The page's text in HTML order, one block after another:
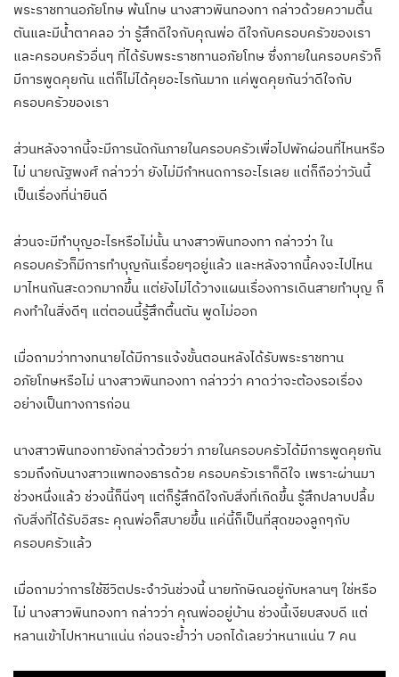
พระราชทานอภัยโทษ พ้นโทษ นางสาวพินทองทา กล่าวด้วยความตื้น
ตันและมีน้ำตาคลอ ว่า รู้สึกดีใจกับคุณพ่อ ดีใจกับครอบครัวของเรา
และครอบครัวอื่นๆ ที่ได้รับพระราชทานอภัยโทษ ซึ่งภายในครอบครัวก็
มีการพูดคุยกัน แต่ก็ไม่ได้คุยอะไรกันมาก แค่พูดคุยกันว่าดีใจกับ
ครอบครัวของเรา
ส่วนหลังจากนี้จะมีการนัดกันภายในครอบครัวเพื่อไปพักผ่อนที่ไหนหรือ
ไม่ นายณัฐพงศ์ กล่าวว่า ยังไม่มีกำหนดการอะไรเลย แต่ก็ถือว่าวันนี้
เป็นเรื่องที่น่ายินดี
ส่วนจะมีทำบุญอะไรหรือไม่นั้น นางสาวพินทองทา กล่าวว่า ใน
ครอบครัวก็มีการทำบุญกันเรื่อยๆอยู่แล้ว และหลังจากนี้คงจะไปไหน
มาไหนกันสะดวกมากขึ้น แต่ยังไม่ได้วางแผนเรื่องการเดินสายทำบุญ ก็
คงทำในสิ่งดีๆ แต่ตอนนี้รู้สึกตื้นตัน พูดไม่ออก
เมื่อถามว่าทางทนายได้มีการแจ้งขั้นตอนหลังได้รับพระราชทาน
อภัยโทษหรือไม่ นางสาวพินทองทา กล่าวว่า คาดว่าจะต้องรอเรื่อง
อย่างเป็นทางการก่อน
นางสาวพินทองทายังกล่าวด้วยว่า ภายในครอบครัวได้มีการพูดคุยกัน
รวมถึงกับนางสาวแพทองธารด้วย ครอบครัวเราก็ดีใจ เพราะผ่านมา
ช่วงหนึ่งแล้ว ช่วงนี้ก็นิ่งๆ แต่ก็รู้สึกดีใจกับสิ่งที่เกิดขึ้น รู้สึกปลาบปลื้ม
กับสิ่งที่ได้รับอิสระ คุณพ่อก็สบายขึ้น แค่นี้ก็เป็นที่สุดของลูกๆกับ
ครอบครัวแล้ว
เมื่อถามว่าการใช้ชีวิตประจำวันช่วงนี้ นายทักษิณอยู่กับหลานๆ ใช่หรือ
ไม่ นางสาวพินทองทา กล่าวว่า คุณพ่ออยู่บ้าน ช่วงนี้เงียบสงบดี แต่
หลานเข้าไปหาหนาแน่น ก่อนจะย้ำว่า บอกได้เลยว่าหนาแน่น 7 คน